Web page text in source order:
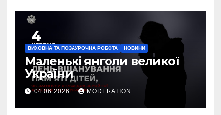
ВИХОВНА ТА ПОЗАУРОЧНА РОБОТА НОВИНИ
Маленькі янголи великої
України
04.06.2026 MODERATION